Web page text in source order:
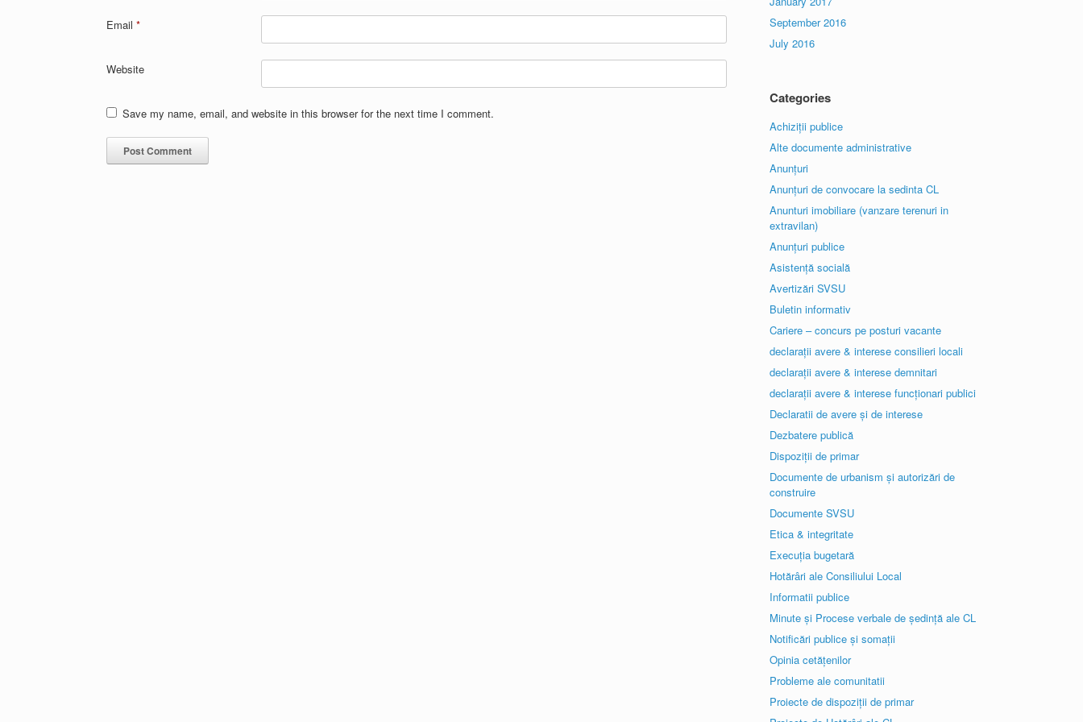
Email *
Website
Save my name, email, and website in this browser for the next time I comment.
September 2016
July 2016
Categories
Achiziții publice
Alte documente administrative
Anunțuri
Anunțuri de convocare la sedinta CL
Anunturi imobiliare (vanzare terenuri in
extravilan)
Anunțuri publice
Asistență socială
Avertizări SVSU
Buletin informativ
Cariere – concurs pe posturi vacante
declarații avere & interese consilieri locali
declarații avere & interese demnitari
declarații avere & interese funcționari publici
Declaratii de avere și de interese
Dezbatere publică
Dispoziții de primar
Documente de urbanism și autorizări de
construire
Documente SVSU
Etica & integritate
Execuția bugetară
Hotărâri ale Consiliului Local
Informatii publice
Minute și Procese verbale de ședință ale CL
Notificări publice și somații
Opinia cetățenilor
Probleme ale comunitatii
Proiecte de dispoziții de primar